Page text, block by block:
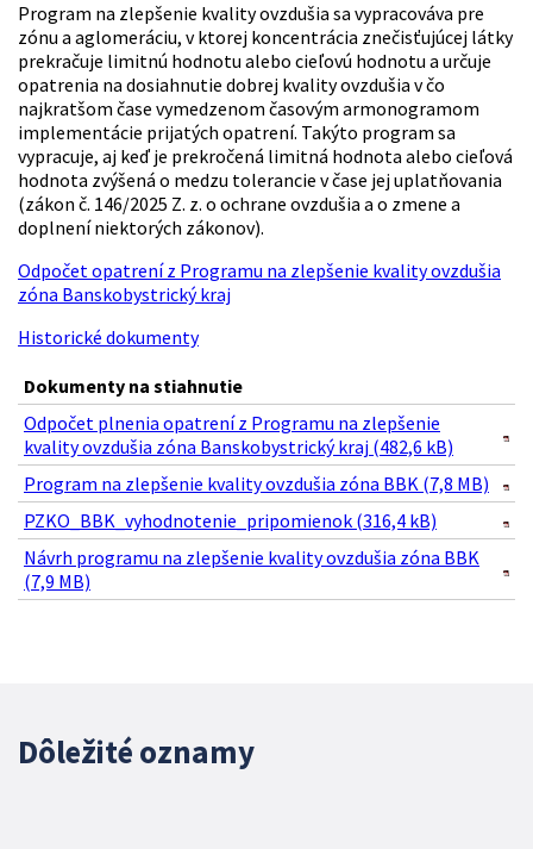
Program na zlepšenie kvality ovzdušia sa vypracováva pre
zónu a aglomeráciu, v ktorej koncentrácia znečisťujúcej látky
prekračuje limitnú hodnotu alebo cieľovú hodnotu a určuje
opatrenia na dosiahnutie dobrej kvality ovzdušia v čo
najkratšom čase vymedzenom časovým armonogramom
implementácie prijatých opatrení. Takýto program sa
vypracuje, aj keď je prekročená limitná hodnota alebo cieľová
hodnota zvýšená o medzu tolerancie v čase jej uplatňovania
(zákon č. 146/2025 Z. z. o ochrane ovzdušia a o zmene a
doplnení niektorých zákonov).
Odpočet opatrení z Programu na zlepšenie kvality ovzdušia
zóna Banskobystrický kraj
Historické dokumenty
Dokumenty na stiahnutie
Odpočet plnenia opatrení z Programu na zlepšenie
kvality ovzdušia zóna Banskobystrický kraj (482,6 kB)
Program na zlepšenie kvality ovzdušia zóna BBK (7,8 MB)
PZKO_BBK_vyhodnotenie_pripomienok (316,4 kB)
Návrh programu na zlepšenie kvality ovzdušia zóna BBK
(7,9 MB)
Dôležité oznamy